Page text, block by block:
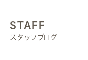
STAFF
スタッフブログ